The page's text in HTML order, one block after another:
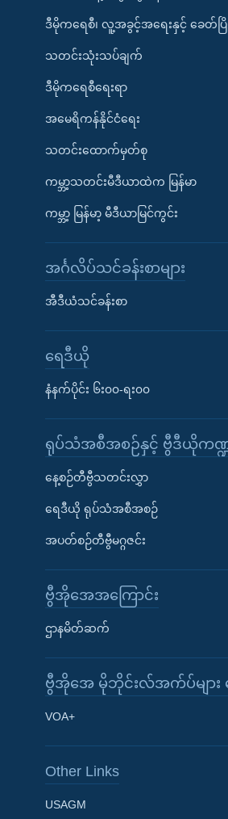
Learning English
ဒီမိုကရေစီ၊ လူ့အခွင့်အရေးနှင့် ခေတ်ပြို
သတင်းသုံးသပ်ချက်
ဒီမိုကရေစီရေးရာ
အမေရိကန်နိုင်ငံရေး
သတင်းထောက်မှတ်စု
ကမ္ဘာ့သတင်းမီဒီယာထဲက မြန်မာ
ကမ္ဘာ့ မြန်မာ့ မီဒီယာမြင်ကွင်း
အင်္ဂလိပ်သင်ခန်းစာများ
အီဒီယံသင်ခန်းစာ
ရေဒီယို
နံနက်ပိုင်း ၆း၀၀-ရး၀၀
ရုပ်သံအစီအစဉ်နှင့် ဗွီဒီယိုကဏ္ဍ
နေ့စဉ်တီဗွီသတင်းလွှာ
ရေဒီယို ရုပ်သံအစီအစဉ်
အပတ်စဉ်တီဗွီမဂ္ဂဇင်း
ဗွီအိုအေအကြောင်း
ဌာနမိတ်ဆက်
ဗွီအိုအေ မိုဘိုင်းလ်အက်ပ်များ
VOA+
Other Links
USAGM